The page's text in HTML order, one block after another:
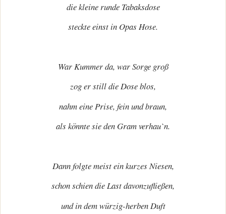
die kleine runde Tabaksdose
steckte einst in Opas Hose.
War Kummer da, war Sorge groß
zog er still die Dose blos,
nahm eine Prise, fein und braun,
als könnte sie den Gram verhau`n.
Dann folgte meist ein kurzes Niesen,
schon schien die Last davonzufließen,
und in dem würzig-herben Duft